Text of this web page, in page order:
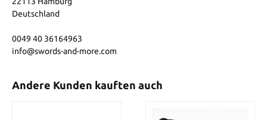
Deutschland
0049 40 36164963
info@swords-and-more.com
Andere Kunden kauften auch